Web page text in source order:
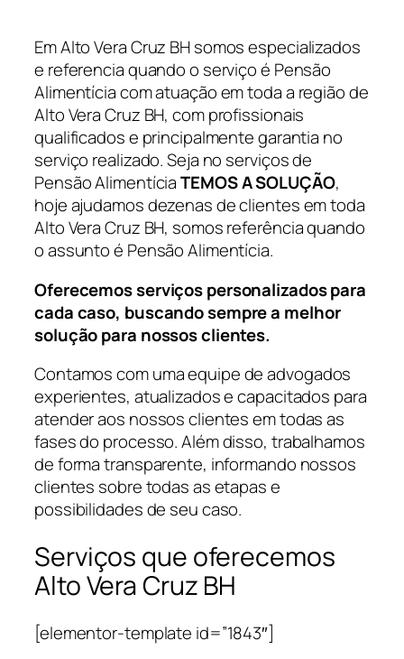
Em Alto Vera Cruz BH somos especializados
e referencia quando o serviço é Pensão
Alimentícia com atuação em toda a região de
Alto Vera Cruz BH, com profissionais
qualificados e principalmente garantia no
serviço realizado. Seja no serviços de
Pensão AlimentíciaTEMOS A SOLUÇÃO,
hoje ajudamos dezenas de clientes em toda
Alto Vera Cruz BH, somos referência quando
o assunto é Pensão Alimentícia.
Oferecemos serviços personalizados para
cada caso, buscando sempre a melhor
solução para nossos clientes.
Contamos com uma equipe de advogados
experientes, atualizados e capacitados para
atender aos nossos clientes em todas as
fases do processo. Além disso, trabalhamos
de forma transparente, informando nossos
clientes sobre todas as etapas e
possibilidades de seu caso.
Serviços que oferecemos
Alto Vera Cruz BH
[elementor-template id=”1843″]